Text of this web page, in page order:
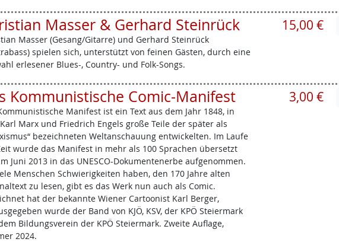
Masser & Gerhard Steinrück
Masser (Gesang/Gitarre) und Gerhard Steinrück
spielen sich, unterstützt von feinen Gästen, durch eine
erlesener Blues-, Country- und Folk-Songs.
15,00 €
Kommunistische Comic-Manifest
Manifest ist ein Text aus dem Jahr 1848, in
Marx und Friedrich Engels große Teile der später als
bezeichneten Weltanschauung entwickelten. Im Laufe
wurde das Manifest in mehr als 100 Sprachen übersetzt
Juni 2013 in das UNESCO-Dokumentenerbe aufgenommen.
Menschen Schwierigkeiten haben, den 170 Jahre alten
zu lesen, gibt es das Werk nun auch als Comic.
hat der bekannte Wiener Cartoonist Karl Berger,
wurde der Band von KJÖ, KSV, der KPÖ Steiermark
Bildungsverein der KPÖ Steiermark. Zweite Auflage,
2024.
3,00 €